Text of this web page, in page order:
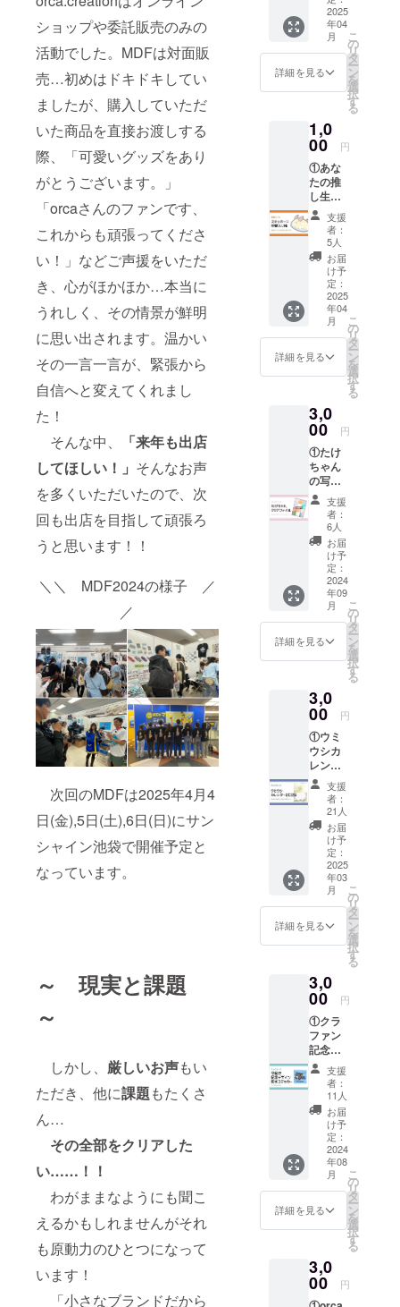
ショップや委託販売のみの
活動でした。MDFは対面販
売…初めはドキドキしてい
ましたが、購入していただ
いた商品を直接お渡しする
際、「可愛いグッズをあり
がとうございます。」
「orcaさんのファンです、
これからも頑張ってくださ
い！」などご声援をいただ
き、心がほかほか…本当に
うれしく、その情景が鮮明
に思い出されます。温かい
その一言一言が、緊張から
自信へと変えてくれまし
た！
そんな中、
「来年も出店
してほしい！」 そんなお声
を多くいただいたので、次
回も出店を目指して頑張ろ
うと思います！！
＼＼ MDF2024の様子 ／
／
次回のMDFは2025年4月4
日(金),5日(土),6日(日)にサン
シャイン池袋で開催予定と
なっています。
～ 現実と課題
～
しかし、 厳しいお声もい
ただき、他に課題もたくさ
ん…
その全部をクリアした
い……！！
わがままなようにも聞こ
えるかもしれませんがそれ
も原動力のひとつになって
います！
「小さなブランドだから
す！
皆様の推
し生物グッ
ズが皆様の
い方向
けのリ
ターン
です！
上乗
せ支援
大大大
す！
※備考欄
に掲載
可能な
ニック
ネーム
などの
お
名前を
ご記入
くださ
い。
2025
年04
月
詳細を見る
こ
の
リ
タ
ー
ン
を
選
択
す
る
1,0
00 円
①あな
たの推
し生物
がミニ
ステッ
カーの
仲間入
り！権
※好き
な海の
生き物
MDF20
25に並
ぶ
「縁が
防水ス
テッ
カー」
になり
ます。
※オン
ライン
ショッ
プでの
販売は
MDF20
25以降
となり
ます。
※サイ
ズ：お
よそ
テッ
カー自
体はリ
ターン
には含
まれて
いませ
ん。
※備考欄
に海の
生き物
を1種の
みご記
入くだ
さい。
※カエ
ルアン
リエー
ション
がある
種や、
成
長過程
で形態
が異な
る種は
幼魚、
成魚
等、
そ
の旨も
ご記入
い。 ②
フェア
パネル
にお名
前掲載
支援
者：
5人
お届
け予
定：
2025
年04
月
詳細を見る
こ
の
リ
タ
ー
ン
を
選
択
す
る
3,0
00 円
①たけ
ちゃん
の写真
で作っ
たクリ
アファ
イル
※たけ
ちゃん
が撮影
した写
真がコ
ラー
ジュさ
れた
A4
のクリ
アファ
イルで
す。 ②
フェア
当日、
ブース
パネル
にお名
前掲載
※備考
欄に掲
載可能
なニッ
クネー
ムなど
の
さい。
支援
者：
6人
お届
け予
定：
2024
年09
月
詳細を見る
こ
の
リ
タ
ー
ン
を
選
択
す
る
3,0
00 円
①ウミ
ウシカ
レン
ダー
(2025年
4月始ま
り、見
開きA4)
②フェ
ア当
日、
ブース
パネル
にお名
前掲載
※備考
載可能
なニッ
クネー
ムなど
の
お名前
をご記
入くだ
さい。
支援
者：
21人
お届
け予
定：
2025
年03
月
詳細を見る
こ
の
リ
タ
ー
ン
を
選
択
す
る
3,0
00 円
①クラ
ファン
記念デ
ザイン
の 防
水ス
テッ
カー縦8
㎝×8㎝
②フェ
ア当
日、
ブース
パネル
にお名
前掲載
欄に掲
載可能
なニッ
支援
者：
11人
お届
け予
定：
2024
年08
月
詳細を見る
こ
の
リ
タ
ー
ン
を
選
択
す
る
3,0
00 円